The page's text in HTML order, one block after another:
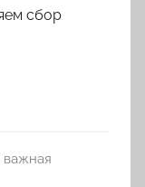
сбор